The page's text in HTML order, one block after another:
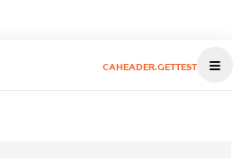
CAHEADER.GETTEST